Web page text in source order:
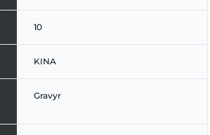
10
KINA
Gravyr